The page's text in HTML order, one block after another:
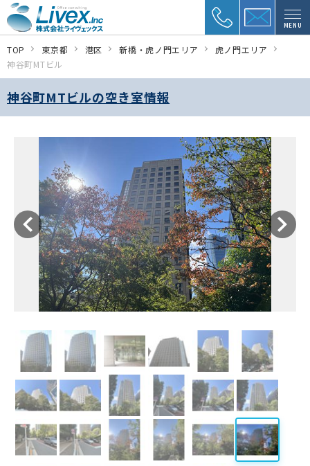
MENU
TOP 東京都 港区 新橋・虎ノ門エリア
虎ノ門エリア
神谷町MTビル
神谷町MTビルの空き室情報